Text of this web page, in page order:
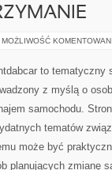
MOŻLIWOŚĆ
to tematyczny
z myślą o
samochodu.
tematów
może być
planujących zmianę